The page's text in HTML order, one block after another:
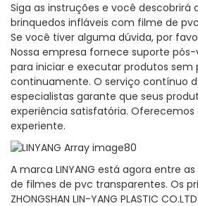
Siga as instruções e você descobrirá
brinquedos infláveis ​​com filme de
Se você tiver alguma dúvida, por
Nossa empresa fornece suporte
para iniciar e executar produtos sem
continuamente. O serviço contínuo
especialistas garante que seus
experiência satisfatória. Oferecemos
experiente.
A marca LINYANG está agora entre
de filmes de pvc transparentes. Os
ZHONGSHAN LIN-YANG PLASTIC